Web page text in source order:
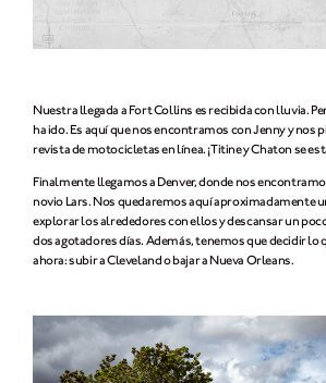
Nuestra llegada a Fort Collins es recibida con lluvia.
ha ido. Es aquí que nos encontramos con Jenny y nos
revista de motocicletas en línea. ¡Titine y Chaton se
Finalmente llegamos a Denver, donde nos
novio Lars. Nos quedaremos aquí aproximadamente
explorar los alrededores con ellos y descansar un
dos agotadores días. Además, tenemos que decidir lo
ahora: subir a Cleveland o bajar a Nueva Orleans.